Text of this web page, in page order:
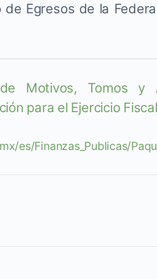
Egresos de la
Motivos, Tomos y
para el Ejercicio
es/Finanzas_Publicas/